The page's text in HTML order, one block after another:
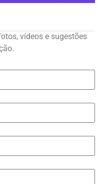
vídeos e sugestões